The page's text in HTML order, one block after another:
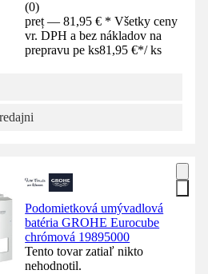
(0)
preț — 81,95 € * Všetky ceny
vr. DPH a bez nákladov na
prepravu pe ks81,95 €*/ ks
Podomietková umývadlová
batéria GROHE Eurocube
chrómová 19895000
Tento tovar zatiaľ nikto
nehodnotil.